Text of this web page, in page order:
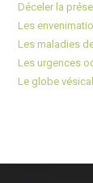
Déceler la
Les
Les maladies
Les urgences
Le globe